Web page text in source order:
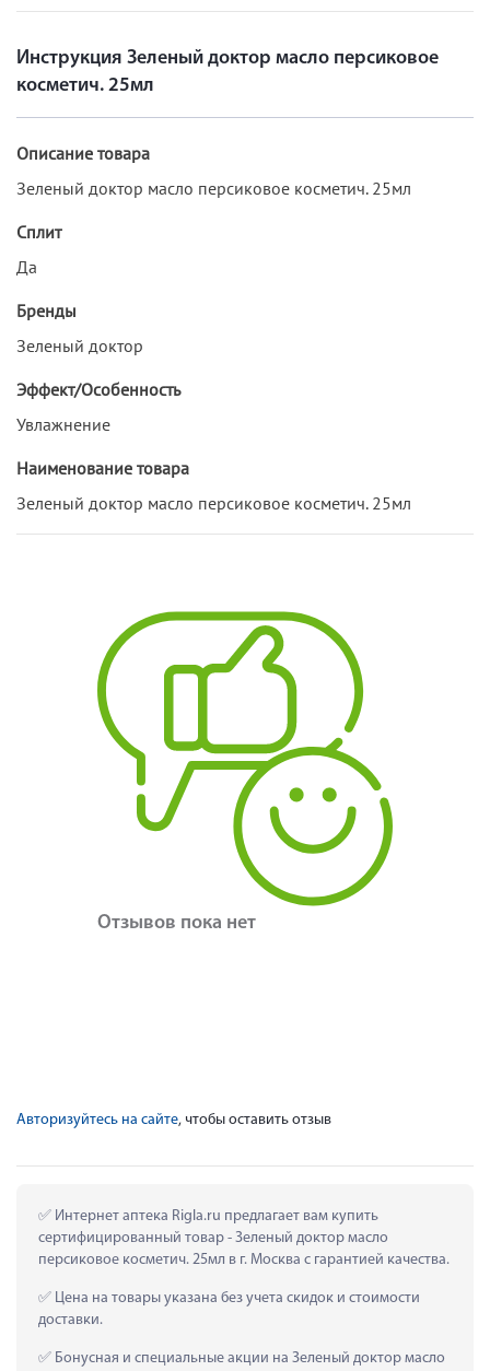
Инструкция Зеленый доктор масло персиковое
косметич. 25мл
Описание товара
Зеленый доктор масло персиковое косметич. 25мл
Сплит
Да
Бренды
Зеленый доктор
Эффект/Особенность
Увлажнение
Наименование товара
Зеленый доктор масло персиковое косметич. 25мл
Отзывов пока нет
Авторизуйтесь на сайте, чтобы оставить отзыв
Интернет аптека Rigla.ru предлагает вам купить
сертифицированный товар - Зеленый доктор масло
персиковое косметич. 25мл в г. Москва с гарантией качества.
Цена на товары указана без учета скидок и стоимости
доставки.
Бонусная и специальные акции на Зеленый доктор масло